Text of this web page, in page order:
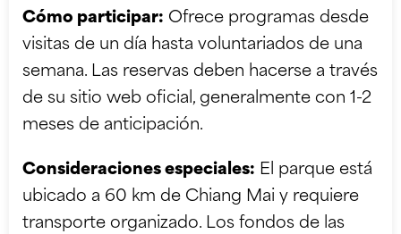
Cómo participar: Ofrece programas desde
visitas de un día hasta voluntariados de una
semana. Las reservas deben hacerse a través
de su sitio web oficial, generalmente con 1-2
meses de anticipación.
Consideraciones especiales: El parque está
ubicado a 60 km de Chiang Mai y requiere
transporte organizado. Los fondos de las